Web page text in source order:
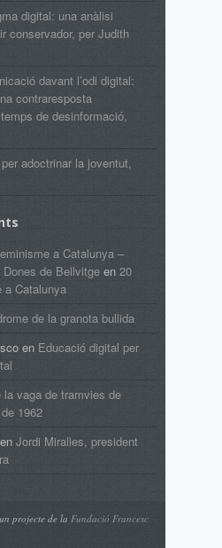
digital: una anàlisi
conservador, per Judith
davant l’odi digital:
contraresposta
de desinformació,
adoctrinar la joventut,
a Catalunya –
de Bellvitge en 20
a Catalunya
de la granota bullida
en Educació digital per
la vaga de tramvies de
1962
en Jordi Miralles, president
projecte de la Fundació Francesc